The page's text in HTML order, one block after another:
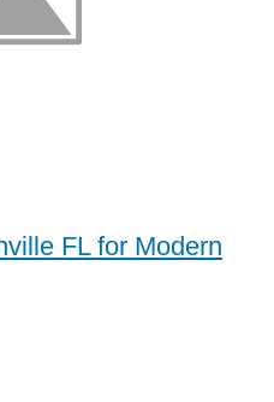
FL for Modern